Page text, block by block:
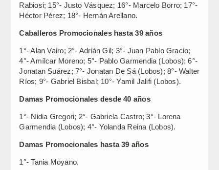
Rabiosi; 15°- Justo Vásquez; 16°- Marcelo Borro; 17°-
Héctor Pérez; 18°- Hernán Arellano.
Caballeros Promocionales hasta 39 años
1°- Alan Vairo; 2°- Adrián Gil; 3°- Juan Pablo Gracio;
4°- Amílcar Moreno; 5°- Pablo Garmendia (Lobos); 6°-
Jonatan Suárez; 7°- Jonatan De Sá (Lobos); 8°- Walter
Ríos; 9°- Gabriel Bisbal; 10°- Yamil Jalifi (Lobos).
Damas Promocionales desde 40 años
1°- Nidia Gregori; 2°- Gabriela Castro; 3°- Lorena
Garmendia (Lobos); 4°- Yolanda Reina (Lobos).
Damas Promocionales hasta 39 años
1°- Tania Moyano.